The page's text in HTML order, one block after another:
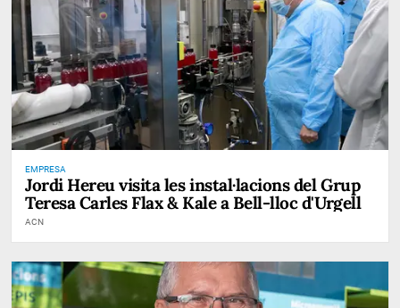
EMPRESA
Jordi Hereu visita les instal·lacions del Grup
Teresa Carles Flax & Kale a Bell-lloc d'Urgell
ACN